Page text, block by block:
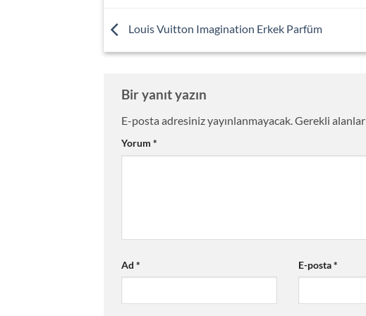
Louis Vuitton Imagination Erkek Parfüm
Bir yanıt yazın
E-posta adresiniz yayınlanmayacak.Gerekli alanlar
Yorum *
Ad * E-posta*